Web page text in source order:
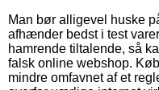
Man bør alligevel huske
afhænder bedst i test
hamrende tiltalende, så
falsk online webshop.
mindre omfavnet af et